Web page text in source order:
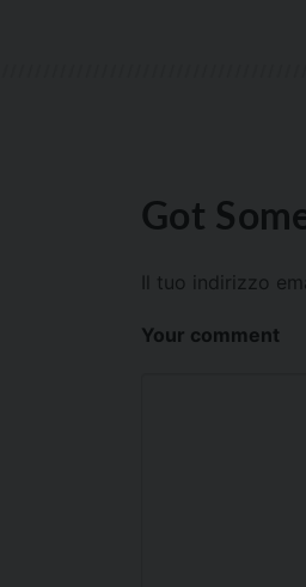
Got
Il tuo indirizzo
Your comment